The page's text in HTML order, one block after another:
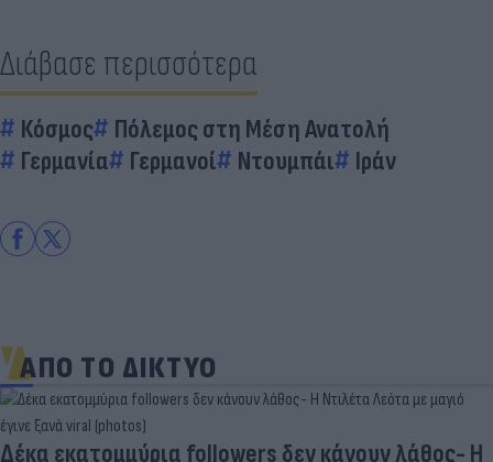
Διάβασε περισσότερα
Κόσμος
Πόλεμος στη Μέση Ανατολή
Γερμανία
Γερμανοί Ντουμπάι Ιράν
ΑΠΟ ΤΟ ΔΙΚΤΥΟ